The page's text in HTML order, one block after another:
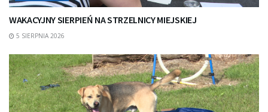
WAKACYJNY SIERPIEŃ NA STRZELNICY MIEJSKIEJ
5 SIERPNIA 2026